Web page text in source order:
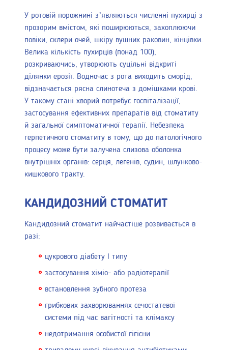
У ротовій порожнині з’являються численні пухирці з
прозорим вмістом, які поширюються, захоплюючи
повіки, склери очей, шкіру вушних раковин, кінцівки.
Велика кількість пухирців (понад 100),
розкриваючись, утворюють суцільні відкриті
ділянки ерозії. Водночас з рота виходить сморід,
відзначається рясна слинотеча з домішками крові.
У такому стані хворий потребує госпіталізації,
застосування ефективних препаратів від стоматиту
й загальної симптоматичної терапії. Небезпека
герпетичного стоматиту в тому, що до патологічного
процесу може бути залучена слизова оболонка
внутрішніх органів: серця, легенів, судин, шлунково-
кишкового тракту.
КАНДИДОЗНИЙ СТОМАТИТ
Кандидозний стоматит найчастіше розвивається в
разі:
цукрового діабету I типу
застосування хіміо- або радіотерапії
встановлення зубного протеза
грибкових захворюваннях сечостатевої
системи під час вагітності та клімаксу
недотримання особистої гігієни